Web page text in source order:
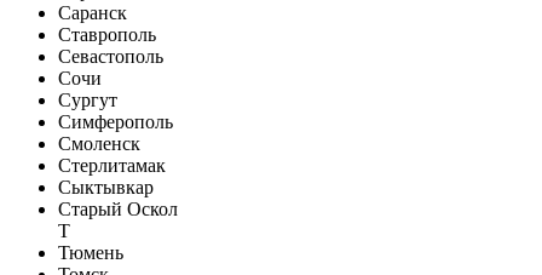
Саранск
Ставрополь
Севастополь
Сочи
Сургут
Симферополь
Смоленск
Стерлитамак
Сыктывкар
Старый Оскол
Т
Тюмень